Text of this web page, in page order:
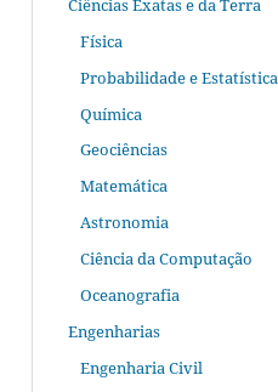
Física
Probabilidade e Estatística
Química
Geociências
Matemática
Astronomia
Ciência da Computação
Oceanografia
Engenharias
Engenharia Civil